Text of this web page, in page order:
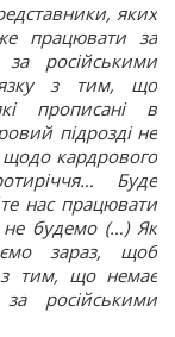
яких
працювати за
російськими
з тим, що
прописані в
підрозді не
кардрового
Буде
нас працювати
будемо (…) Як
зараз, щоб
з тим, що немає
російськими